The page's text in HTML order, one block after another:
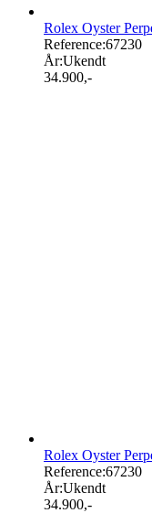
Rolex Oyster
Reference:67230
År:Ukendt
34.900,-
Rolex Oyster
Reference:67230
År:Ukendt
34.900,-